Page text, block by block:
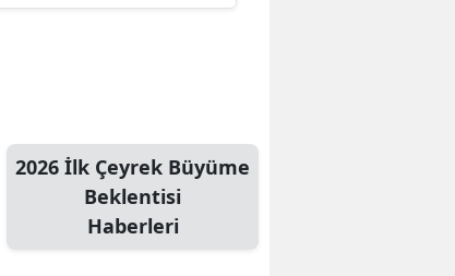
2026 İlk Çeyrek Büyüme
Beklentisi
Haberleri